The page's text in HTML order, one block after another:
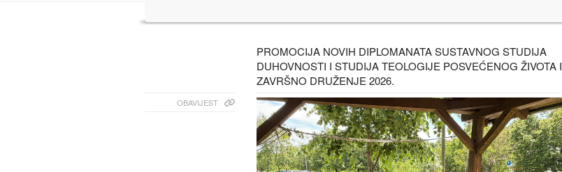
PROMOCIJA NOVIH DIPLOMANATA SUSTAVNOG STUDIJA
DUHOVNOSTI I STUDIJA TEOLOGIJE POSVEĆENOG ŽIVOTA I
ZAVRŠNO DRUŽENJE 2026.
OBAVIJEST